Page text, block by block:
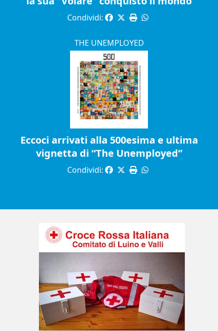
Condividi:
THE UNEMPLOYED
Eccoci arrivati alla 500esima e ultima
vignetta di “The Unemployed”
Condividi: